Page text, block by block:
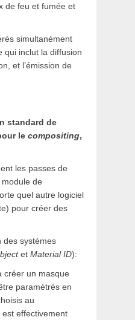
de feu et fumée et
simultanément
inclut la diffusion
et l’émission de
standard de
le compositing,
les passes de
de
quel autre logiciel
pour créer des
des systèmes
et Material ID):
créer un masque
paramétrés en
au
est effectivement